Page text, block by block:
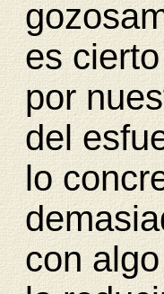
es
por
del
lo
con